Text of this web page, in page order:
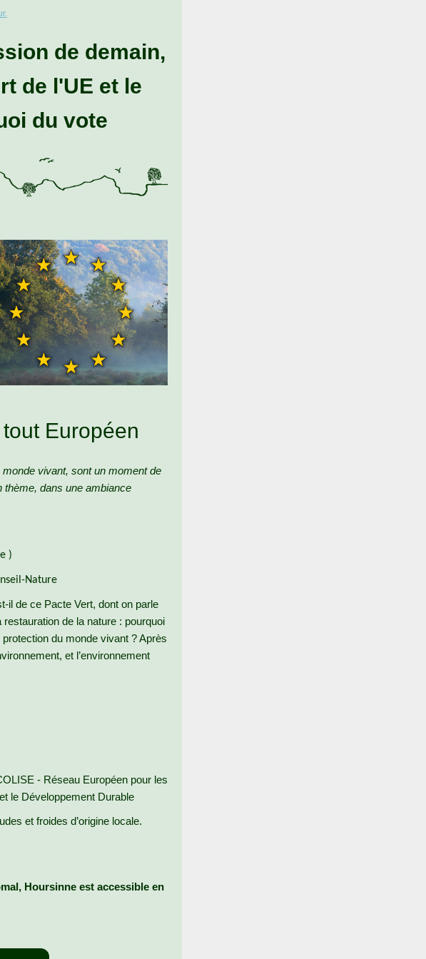
de demain,
de l'UE et le
du vote
Européen
vivant, sont un moment de
thème, dans une ambiance
)
Nature
il de ce Pacte Vert, dont on parle
de la nature : pourquoi
du monde vivant ? Après
et l’environnement
- Réseau Européen pour les
le Développement Durable
et froides d’origine locale.
Hoursinne est accessible en